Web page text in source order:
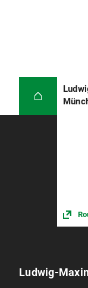
Ludwig-